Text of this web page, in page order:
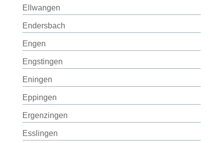
Ellwangen
Endersbach
Engen
Engstingen
Eningen
Eppingen
Ergenzingen
Esslingen